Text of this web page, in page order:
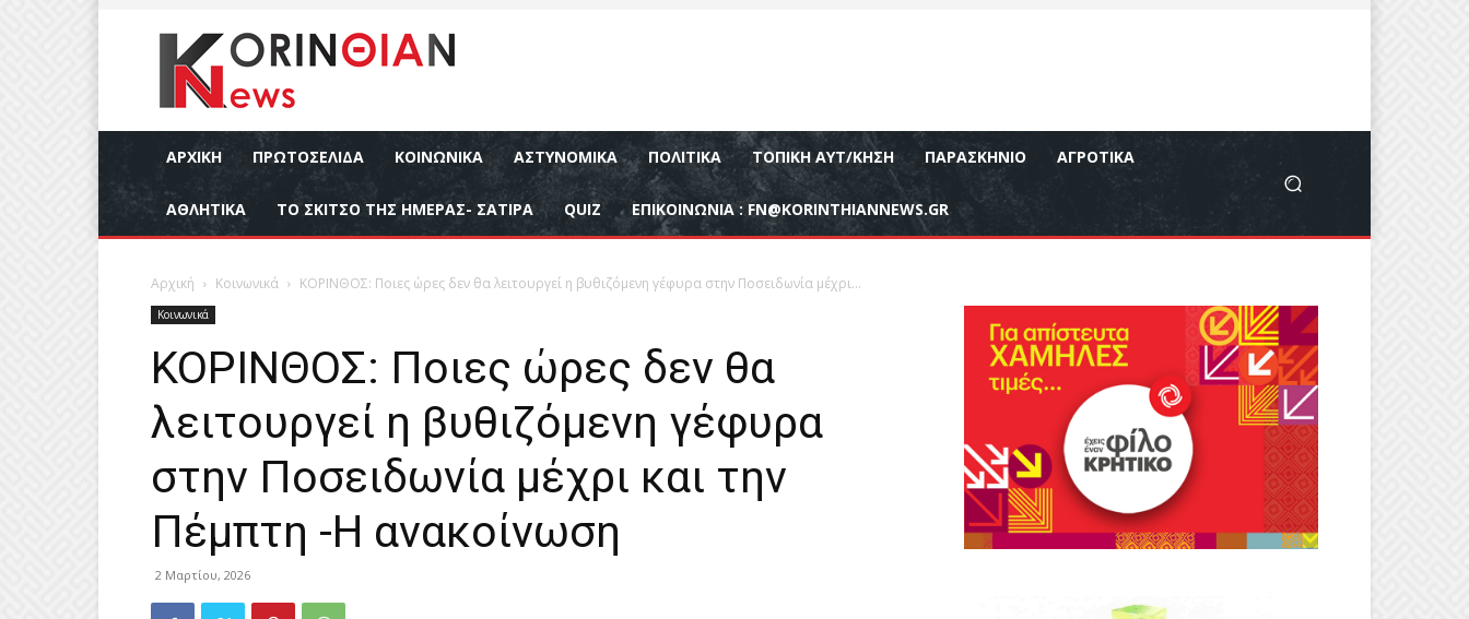
ΑΡΧΙΚΉ ΠΡΩΤΟΣΕΛΙΔΑ ΚΟΙΝΩΝΙΚΆ ΑΣΤΥΝΟΜΙΚΆ ΠΟΛΙΤΙΚΆ ΤΟΠΙΚΉ ΑΥΤ/ΚΗΣΗ ΠΑΡΑΣΚΉΝΙΟ ΑΓΡΟΤΙΚΆ
ΑΘΛΗΤΙΚΆ ΤΟ ΣΚΙΤΣΟ ΤΗΣ ΗΜΕΡΑΣ- ΣΑΤΙΡΑ QUIZ ΕΠΙΚΟΙΝΩΝΊΑ : FN@KORINTHIANNEWS.GR
Αρχική Κοινωνικά ΚΟΡΙΝΘΟΣ: Ποιες ώρες δεν θα λειτουργεί η βυθιζόμενη γέφυρα στην Ποσειδωνία μέχρι...
Κοινωνικά
ΚΟΡΙΝΘΟΣ: Ποιες ώρες δεν θα
λειτουργεί η βυθιζόμενη γέφυρα
στην Ποσειδωνία μέχρι και την
Πέμπτη -Η ανακοίνωση
2 Μαρτίου, 2026